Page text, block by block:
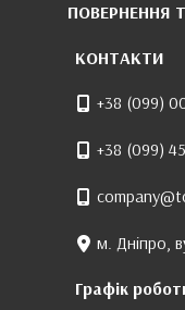
ПОВЕРНЕННЯ
КОНТАКТИ
+38 (099)
+38 (099)
м. Дніпро,
Графік